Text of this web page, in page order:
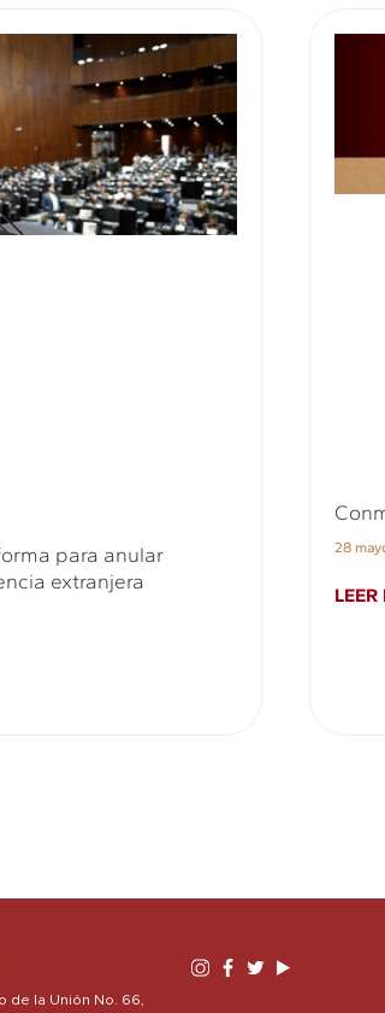
para anular
extranjera
28
de la Unión No. 66,